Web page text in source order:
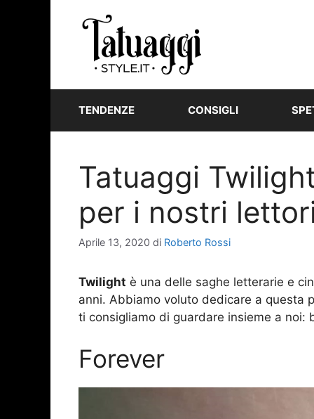
TENDENZE CONSIGLI
Tatuaggi
per i nostri
Aprile 13, 2020 di Roberto Rossi
Twilight è una delle saghe letterarie e
anni. Abbiamo voluto dedicare a questa
ti consigliamo di guardare insieme a noi:
Forever